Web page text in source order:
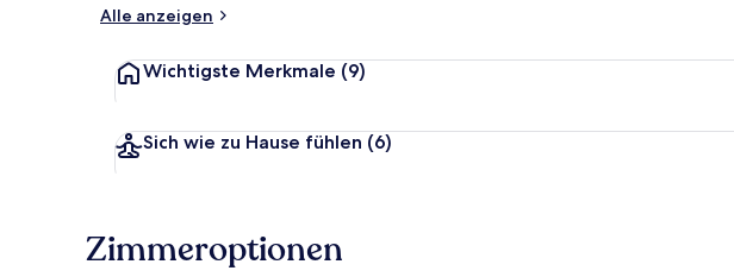
Alle anzeigen
Wichtigste Merkmale (9)
Sich wie zu Hause fühlen (6)
Zimmeroptionen